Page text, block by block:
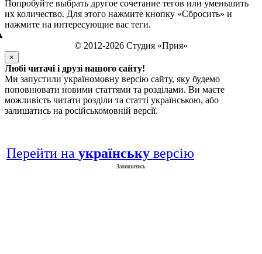
Попробуйте выбрать другое сочетание тегов или уменьшить
их количество. Для этого нажмите кнопку «Сбросить» и
нажмите на интересующие вас теги.
© 2012-2026 Студия «Прия»
×
Любі читачі і друзі нашого сайту!
Ми запустили україномовну версію сайту, яку будемо
поповнювати новими статтями та розділами. Ви маєте
можливість читати розділи та статті українською, або
залишатись на російськомовній версії.
Перейти на українську версію
Залишитись